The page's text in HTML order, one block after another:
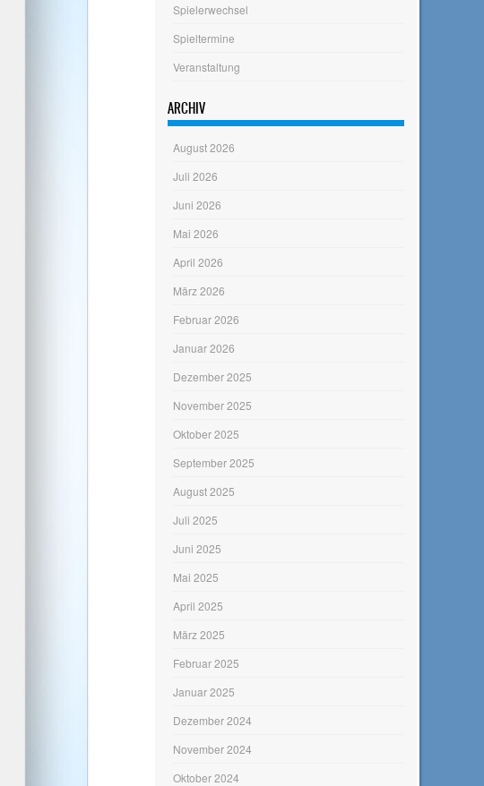
Spielerwechsel
Spieltermine
Veranstaltung
ARCHIV
August 2026
Juli 2026
Juni 2026
Mai 2026
April 2026
März 2026
Februar 2026
Januar 2026
Dezember 2025
November 2025
Oktober 2025
September 2025
August 2025
Juli 2025
Juni 2025
Mai 2025
April 2025
März 2025
Februar 2025
Januar 2025
Dezember 2024
November 2024
Oktober 2024